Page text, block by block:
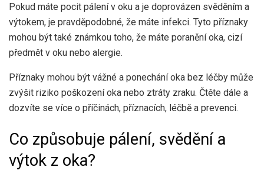
Pokud máte pocit pálení v oku a je doprovázen svěděním a
výtokem, je pravděpodobné, že máte infekci. Tyto příznaky
mohou být také známkou toho, že máte poranění oka, cizí
předmět v oku nebo alergie.
Příznaky mohou být vážné a ponechání oka bez léčby může
zvýšit riziko poškození oka nebo ztráty zraku. Čtěte dále a
dozvíte se více o příčinách, příznacích, léčbě a prevenci.
Co způsobuje pálení, svědění a
výtok z oka?